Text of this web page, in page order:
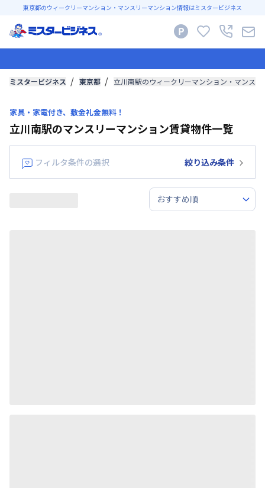
東京都のウィークリーマンション・マンスリーマンション情報はミスタービジネス
ミスタービジネス 東京都 立川南駅のウィークリーマンション・マンス
家具・家電付き、敷金礼金無料！
立川南駅のマンスリーマンション賃貸物件一覧
フィルタ条件の選択 絞り込み条件